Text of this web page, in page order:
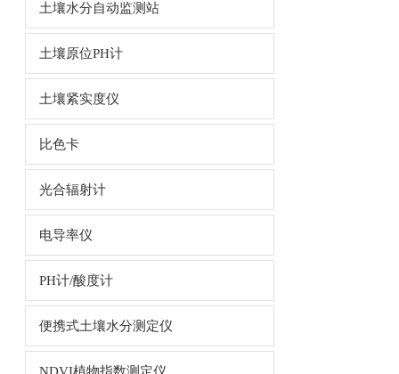
土壤水分自动监测站
土壤原位PH计
土壤紧实度仪
比色卡
光合辐射计
电导率仪
PH计/酸度计
便携式土壤水分测定仪